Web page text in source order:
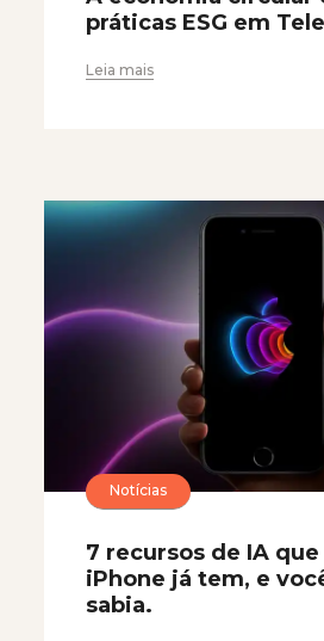
práticas ESG em
Leia mais
Notícias
7 recursos de IA que
iPhone já tem, e
sabia.